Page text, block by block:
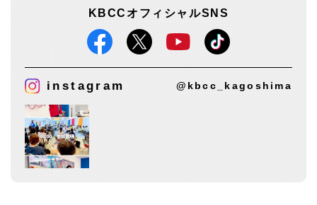
KBCCオフィシャルSNS
instagram @kbcc_kagoshima